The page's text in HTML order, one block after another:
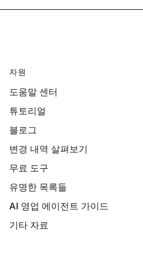
자원
도움말 센터
튜토리얼
블로그
변경 내역 살펴보기
무료 도구
유명한 목록들
AI 영업 에이전트 가이드
기타 자료